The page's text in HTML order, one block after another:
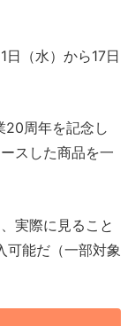
日（水）から17日
20周年を記念し
スした商品を一
実際に見ること
可能だ（一部対象